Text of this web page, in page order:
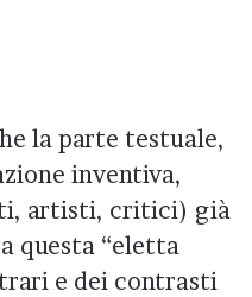
la parte testuale,
inventiva,
artisti, critici) già
questa “eletta
e dei contrasti